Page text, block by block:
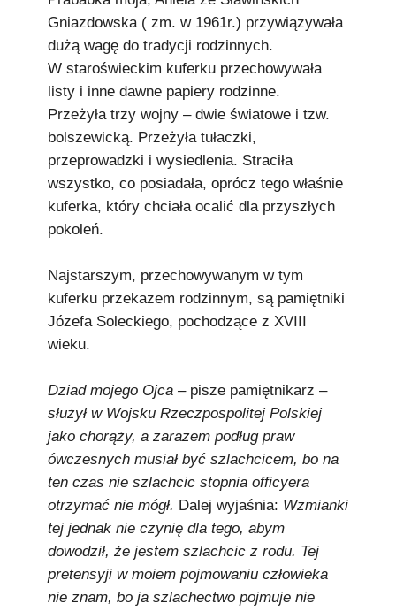
Podkowiański Słownik Biograficzny
🖶 Drukuj
Wszelkie prawa zastrzeżone
Gniazdowska ( zm. w 1961r.) przywiązywała
dużą wagę do tradycji rodzinnych.
W staroświeckim kuferku przechowywała
listy i inne dawne papiery rodzinne.
Przeżyła trzy wojny – dwie światowe i tzw.
bolszewicką. Przeżyła tułaczki,
przeprowadzki i wysiedlenia. Straciła
wszystko, co posiadała, oprócz tego właśnie
kuferka, który chciała ocalić dla przyszłych
pokoleń.
Najstarszym, przechowywanym w tym
kuferku przekazem rodzinnym, są pamiętniki
Józefa Soleckiego, pochodzące z XVIII
wieku.
Dziad mojego Ojca –pisze pamiętnikarz –
służył w Wojsku Rzeczpospolitej Polskiej
jako chorąży, a zarazem podług praw
ówczesnych musiał być szlachcicem, bo na
ten czas nie szlachcic stopnia officyera
otrzymać nie mógł. Dalej wyjaśnia: Wzmianki
tej jednak nie czynię dla tego, abym
dowodził, że jestem szlachcic z rodu. Tej
pretensyji w moiem pojmowaniu człowieka
nie znam, bo ja szlachectwo pojmuje nie